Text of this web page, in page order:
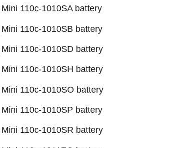
110c-1010SA battery
110c-1010SB battery
110c-1010SD battery
110c-1010SH battery
110c-1010SO battery
110c-1010SP battery
110c-1010SR battery